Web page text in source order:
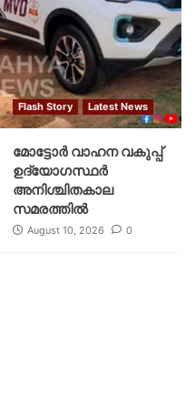
Flash Story Latest News
മോട്ടോര്‍ വാഹന വകുപ്പ്
ഉദ്യോഗസ്ഥര്‍
അനിശ്ചിതകാല
സമരത്തില്‍
August 10, 2026 0